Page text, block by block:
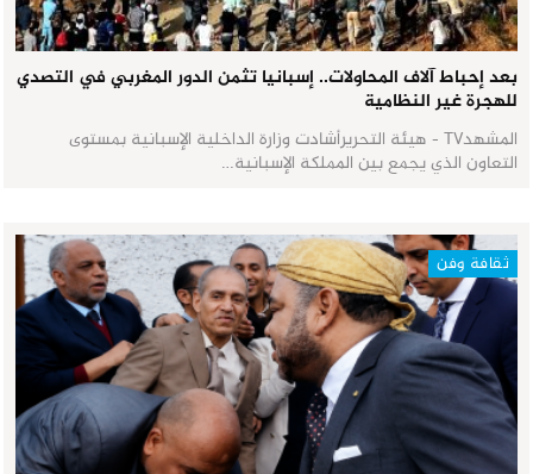
بعد إحباط آلاف المحاولات.. إسبانيا تثمن الدور المغربي في التصدي
للهجرة غير النظامية
المشهدTV - هيئة التحريرأشادت وزارة الداخلية الإسبانية بمستوى
التعاون الذي يجمع بين المملكة الإسبانية…
ثقافة وفن